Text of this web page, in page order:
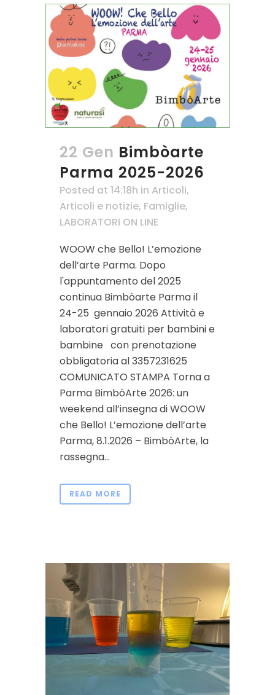
22 Gen Bimbòarte
Parma 2025-2026
Posted at 14:18h in Articoli,
Articoli e notizie, Famiglie,
LABORATORI ON LINE
WOOW che Bello! L’emozione
dell’arte Parma. Dopo
l'appuntamento del 2025
continua Bimbòarte Parma il
24-25 gennaio 2026 Attività e
laboratori gratuiti per bambini e
bambine con prenotazione
obbligatoria al 3357231625
COMUNICATO STAMPA Torna a
Parma BimbòArte 2026: un
weekend all’insegna di WOOW
che Bello! L’emozione dell’arte
Parma, 8.1.2026 – BimbòArte, la
rassegna...
READ MORE